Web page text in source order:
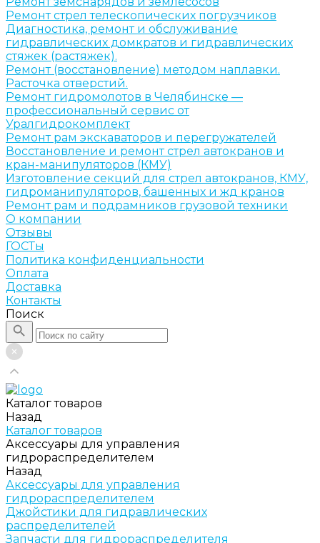
Ремонт стрел телескопических погрузчиков
Диагностика, ремонт и обслуживание
гидравлических домкратов и гидравлических
стяжек (растяжек).
Ремонт (восстановление) методом наплавки.
Расточка отверстий.
Ремонт гидромолотов в Челябинске —
профессиональный сервис от
Уралгидрокомплект
Ремонт рам экскаваторов и перегружателей
Восстановление и ремонт стрел автокранов и
кран-манипуляторов (КМУ)
Изготовление секций для стрел автокранов, КМУ,
гидроманипуляторов, башенных и жд кранов
Ремонт рам и подрамников грузовой техники
О компании
Отзывы
ГОСТы
Политика конфиденциальности
Оплата
Доставка
Контакты
Поиск
Каталог товаров
Назад
Каталог товаров
Аксессуары для управления
гидрораспределителем
Назад
Аксессуары для управления
гидрораспределителем
Джойстики для гидравлических
распределителей
Запчасти для гидрораспределителя